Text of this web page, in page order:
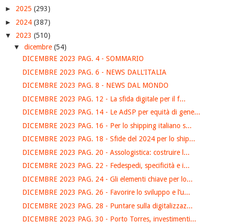
► 2025 (293)
► 2024 (387)
▼ 2023 (510)
▼ dicembre (54)
DICEMBRE 2023 PAG. 4 - SOMMARIO
DICEMBRE 2023 PAG. 6 - NEWS DALL'ITALIA
DICEMBRE 2023 PAG. 8 - NEWS DAL MONDO
DICEMBRE 2023 PAG. 12 - La sfida digitale per il f...
DICEMBRE 2023 PAG. 14 - Le AdSP per equità di gene...
DICEMBRE 2023 PAG. 16 - Per lo shipping italiano s...
DICEMBRE 2023 PAG. 18 - Sfide del 2024 per lo ship...
DICEMBRE 2023 PAG. 20 - Assologistica: costruire l...
DICEMBRE 2023 PAG. 22 - Fedespedi, specificità e i...
DICEMBRE 2023 PAG. 24 - Gli elementi chiave per lo...
DICEMBRE 2023 PAG. 26 - Favorire lo sviluppo e l’u...
DICEMBRE 2023 PAG. 28 - Puntare sulla digitalizzaz...
DICEMBRE 2023 PAG. 30 - Porto Torres, investimenti...